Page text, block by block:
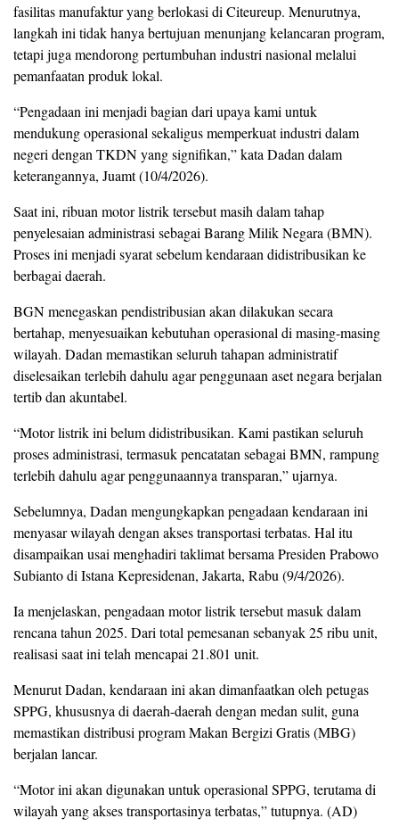
fasilitas manufaktur yang berlokasi di Citeureup. Menurutnya,
langkah ini tidak hanya bertujuan menunjang kelancaran program,
tetapi juga mendorong pertumbuhan industri nasional melalui
pemanfaatan produk lokal.
“Pengadaan ini menjadi bagian dari upaya kami untuk
mendukung operasional sekaligus memperkuat industri dalam
negeri dengan TKDN yang signifikan,” kata Dadan dalam
keterangannya, Juamt (10/4/2026).
Saat ini, ribuan motor listrik tersebut masih dalam tahap
penyelesaian administrasi sebagai Barang Milik Negara (BMN).
Proses ini menjadi syarat sebelum kendaraan didistribusikan ke
berbagai daerah.
BGN menegaskan pendistribusian akan dilakukan secara
bertahap, menyesuaikan kebutuhan operasional di masing-masing
wilayah. Dadan memastikan seluruh tahapan administratif
diselesaikan terlebih dahulu agar penggunaan aset negara berjalan
tertib dan akuntabel.
“Motor listrik ini belum didistribusikan. Kami pastikan seluruh
proses administrasi, termasuk pencatatan sebagai BMN, rampung
terlebih dahulu agar penggunaannya transparan,” ujarnya.
Sebelumnya, Dadan mengungkapkan pengadaan kendaraan ini
menyasar wilayah dengan akses transportasi terbatas. Hal itu
disampaikan usai menghadiri taklimat bersama Presiden Prabowo
Subianto di Istana Kepresidenan, Jakarta, Rabu (9/4/2026).
Ia menjelaskan, pengadaan motor listrik tersebut masuk dalam
rencana tahun 2025. Dari total pemesanan sebanyak 25 ribu unit,
realisasi saat ini telah mencapai 21.801 unit.
Menurut Dadan, kendaraan ini akan dimanfaatkan oleh petugas
SPPG, khususnya di daerah-daerah dengan medan sulit, guna
memastikan distribusi program Makan Bergizi Gratis (MBG)
berjalan lancar.
“Motor ini akan digunakan untuk operasional SPPG, terutama di
wilayah yang akses transportasinya terbatas,” tutupnya. (AD)